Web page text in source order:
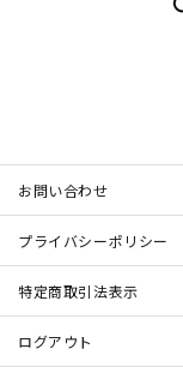
お問い合わせ
プライバシーポリシー
特定商取引法表示
ログアウト